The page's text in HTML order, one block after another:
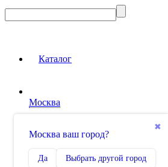
Каталог
Москва
✖
Москва ваш город?
Да Выбрать другой город
Сравнение